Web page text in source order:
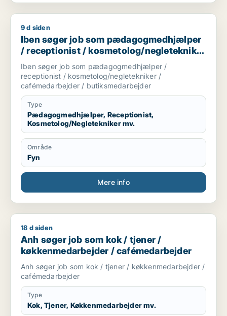
Iben søger job som pædagogmedhjælper / receptionist /
9 d siden
Iben søger job som pædagogmedhjælper
/ receptionist / kosmetolog/negletekniker
/ cafémedarbejder / butiksmedarbejder
Iben søger job som pædagogmedhjælper /
receptionist / kosmetolog/negletekniker /
cafémedarbejder / butiksmedarbejder
Type
Pædagogmedhjælper, Receptionist,
Kosmetolog/Negletekniker mv.
Område
Fyn
Mere info
Anh søger job som kok / tjener / køkkenmedarbejder /
18 d siden
Anh søger job som kok / tjener /
køkkenmedarbejder / cafémedarbejder
Anh søger job som kok / tjener / køkkenmedarbejder /
cafémedarbejder
Type
Kok, Tjener, Køkkenmedarbejder mv.